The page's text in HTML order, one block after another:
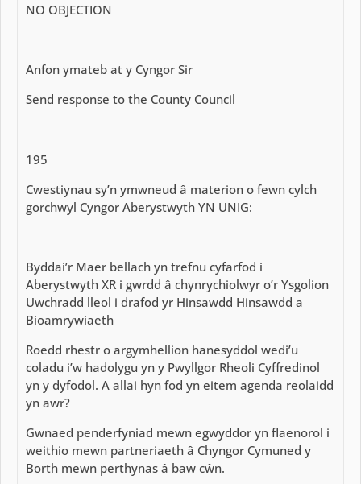
NO OBJECTION
Anfon ymateb at y Cyngor Sir
Send response to the County Council
195
Cwestiynau sy’n ymwneud â materion o fewn cylch
gorchwyl Cyngor Aberystwyth YN UNIG:
Byddai’r Maer bellach yn trefnu cyfarfod i
Aberystwyth XR i gwrdd â chynrychiolwyr o’r Ysgolion
Uwchradd lleol i drafod yr Hinsawdd Hinsawdd a
Bioamrywiaeth
Roedd rhestr o argymhellion hanesyddol wedi’u
coladu i’w hadolygu yn y Pwyllgor Rheoli Cyffredinol
yn y dyfodol. A allai hyn fod yn eitem agenda reolaidd
yn awr?
Gwnaed penderfyniad mewn egwyddor yn flaenorol i
weithio mewn partneriaeth â Chyngor Cymuned y
Borth mewn perthynas â baw cŵn.